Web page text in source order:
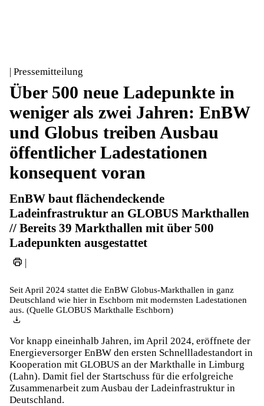
| Pressemitteilung
Über 500 neue Ladepunkte in
weniger als zwei Jahren: EnBW
und Globus treiben Ausbau
öffentlicher Ladestationen
konsequent voran
EnBW baut flächendeckende
Ladeinfrastruktur an GLOBUS Markthallen
// Bereits 39 Markthallen mit über 500
Ladepunkten ausgestattet
|
Seit April 2024 stattet die EnBW Globus-Markthallen in ganz
Deutschland wie hier in Eschborn mit modernsten Ladestationen
aus. (Quelle GLOBUS Markthalle Eschborn)
Vor knapp eineinhalb Jahren, im April 2024, eröffnete der
Energieversorger EnBW den ersten Schnellladestandort in
Kooperation mit GLOBUS an der Markthalle in Limburg
(Lahn). Damit fiel der Startschuss für die erfolgreiche
Zusammenarbeit zum Ausbau der Ladeinfrastruktur in
Deutschland.